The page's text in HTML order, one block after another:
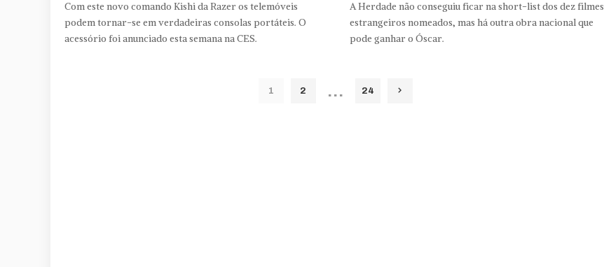
Com este novo comando Kishi da Razer os telemóveis
podem tornar-se em verdadeiras consolas portáteis. O
acessório foi anunciado esta semana na CES.
A Herdade não conseguiu ficar na short-list dos dez filmes
estrangeiros nomeados, mas há outra obra nacional que
pode ganhar o Óscar.
1 2 … 24